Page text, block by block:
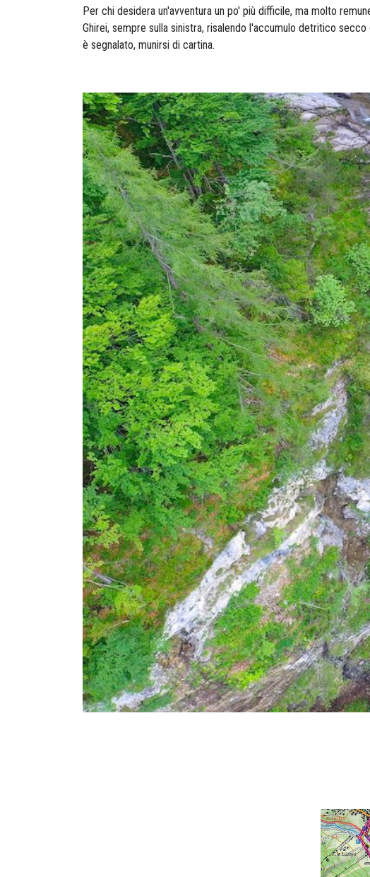
Per chi desidera un'avventura un po' più difficile, ma molto
Ghirei, sempre sulla sinistra, risalendo l'accumulo detritico
è segnalato, munirsi di cartina.